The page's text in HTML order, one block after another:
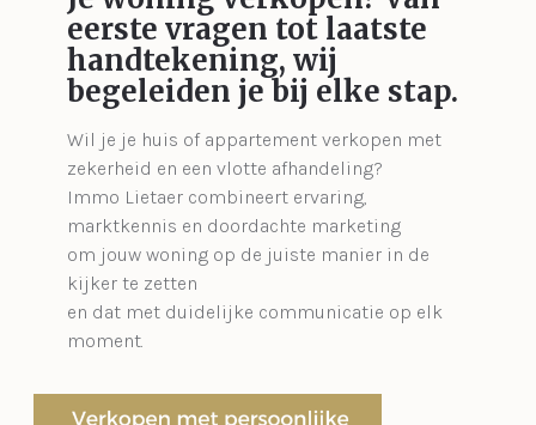
eerste vragen tot laatste
handtekening, wij
begeleiden je bij elke stap.
Wil je je huis of appartement verkopen met
zekerheid en een vlotte afhandeling?
Immo Lietaer combineert ervaring,
marktkennis en doordachte marketing
om jouw woning op de juiste manier in de
kijker te zetten
en dat met duidelijke communicatie op elk
moment.